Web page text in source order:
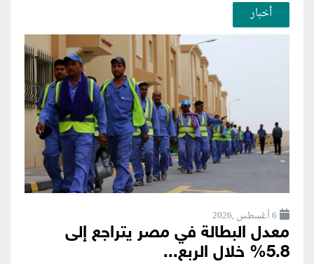
أخبار
6 أغسطس ,2026
معدل البطالة في مصر يتراجع إلى
5.8% خلال الربع...